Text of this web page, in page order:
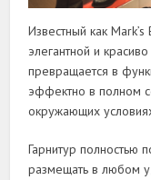
Известный как
элегантной и
превращается в
эффектно в полном
окружающих
Гарнитур полностью
размещать в любом